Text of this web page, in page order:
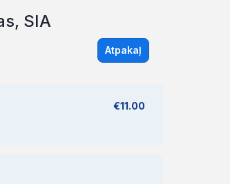
SIA
Atpakaļ
€11.00